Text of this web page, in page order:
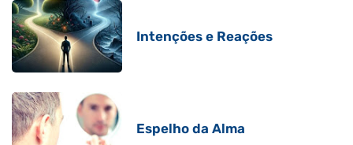
Intenções e Reações
Espelho da Alma